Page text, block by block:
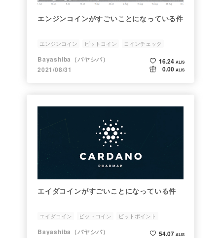
エンジンコインがすごいことになっている件
エンジンコイン ビットコイン
コインチェック
ビットフライヤー
エイダコイン
Bayashiba（バヤシバ）
2021/08/31
16.24 ALIS
0.00 ALIS
エイダコインがすごいことになっている件
エイダコイン ビットコイン
ビットポイント
ビットフライヤー
コインチェック
Bayashiba（バヤシバ）
54.07 ALIS